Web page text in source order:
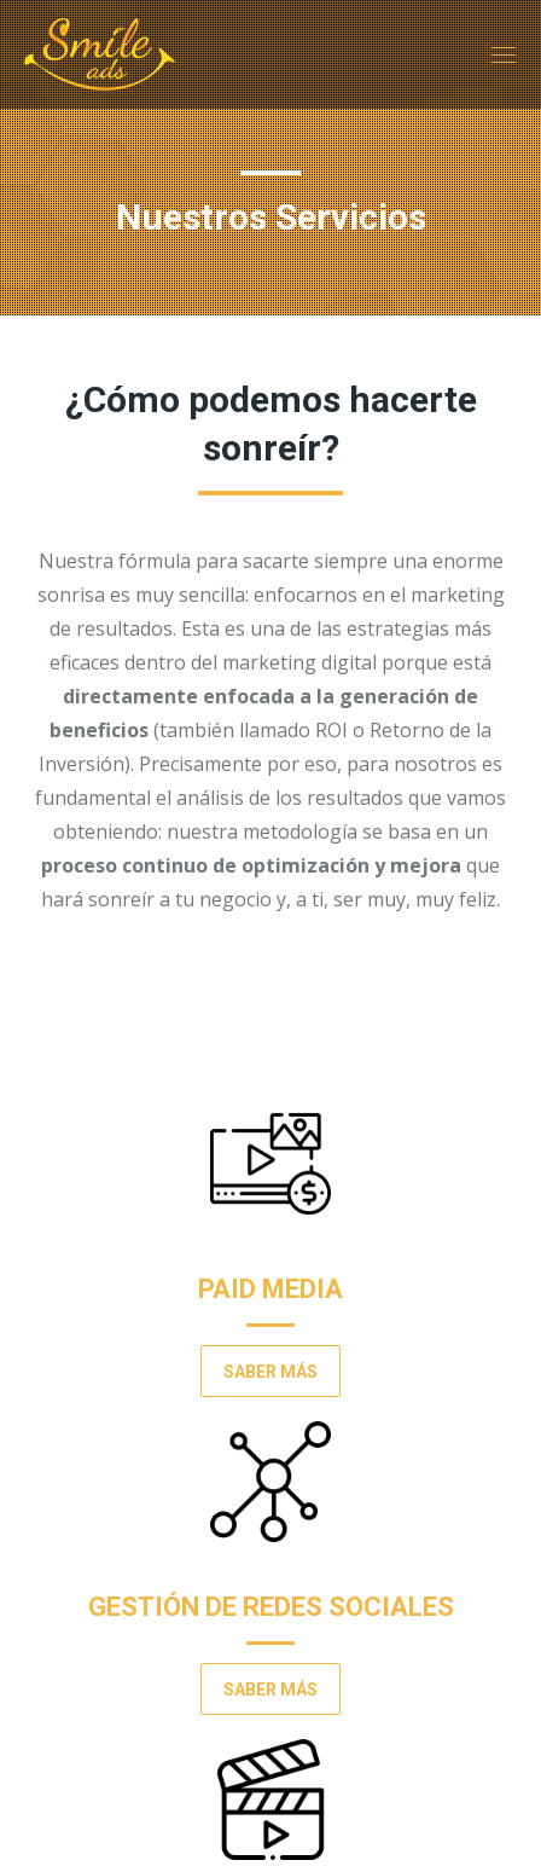
Nuestros Servicios
¿Cómo podemos hacerte
sonreír?
Nuestra fórmula para sacarte siempre una enorme
sonrisa es muy sencilla: enfocarnos en el marketing
de resultados. Esta es una de las estrategias más
eficaces dentro del marketing digital porque está
directamente enfocada a la generación de
beneficios(también llamado ROI o Retorno de la
Inversión). Precisamente por eso, para nosotros es
fundamental el análisis de los resultados que vamos
obteniendo: nuestra metodología se basa en un
proceso continuo de optimización y mejora que
hará sonreír a tu negocio y, a ti, ser muy, muy feliz.
PAID MEDIA
SABER MÁS
GESTIÓN DE REDES SOCIALES
SABER MÁS